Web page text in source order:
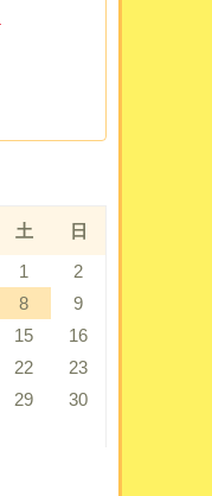
土
日
1
2
8
9
15
16
22
23
29
30